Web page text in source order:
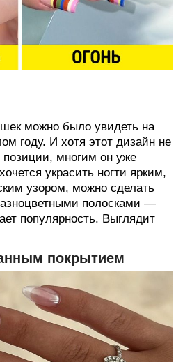
можно было увидеть на
году. И хотя этот дизайн не
позиции, многим он уже
украсить ногти ярким,
узором, можно сделать
полосками —
популярность. Выглядит
покрытием